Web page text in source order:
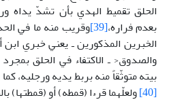
الحلق تقميط الهدي بأن تشدّ يداه
بعدم فراره،[39]
وقريب منه ما في
الخبرين المذكورين ـ يعني خبري
والصدوق< ـ الاكتفاء في الحلق
بيته متوثّقاً منه بربط يديه ورجليه،
[40]
ولعلّهما قرءا (قمطه) أو (قمطتها)